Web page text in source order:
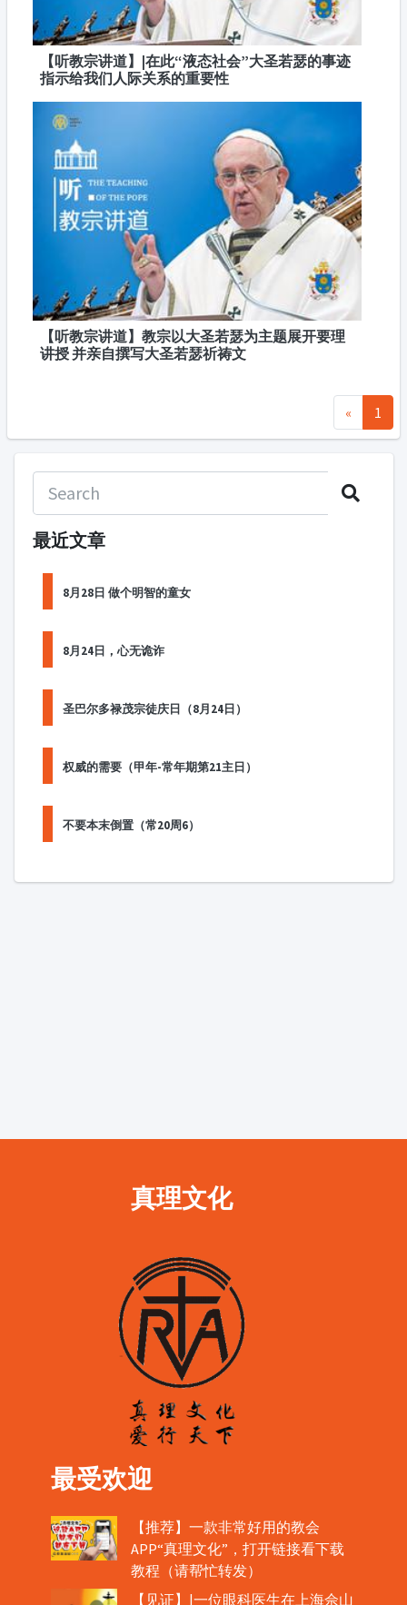
【听教宗讲道】|在此“液态社会”大圣若瑟的事迹
指示给我们人际关系的重要性
【听教宗讲道】教宗以大圣若瑟为主题展开要理
讲授 并亲自撰写大圣若瑟祈祷文
« 1
最近文章
8月28日 做个明智的童女
8月24日，心无诡诈
圣巴尔多禄茂宗徒庆日（8月24日）
权威的需要（甲年-常年期第21主日）
不要本末倒置（常20周6）
真理文化
最受欢迎
【推荐】一款非常好用的教会
APP“真理文化”，打开链接看下载
教程（请帮忙转发）
【见证】|一位眼科医生在上海佘山